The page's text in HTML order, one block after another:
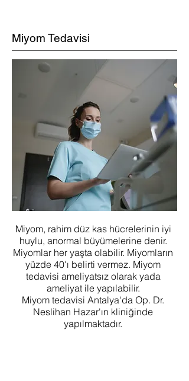
Miyom Tedavisi
Miyom, rahim düz kas hücrelerinin iyi
huylu, anormal büyümelerine denir.
Miyomlar her yaşta olabilir. Miyomların
yüzde 40'ı belirti vermez. Miyom
tedavisi ameliyatsız olarak yada
ameliyat ile yapılabilir.
Miyom tedavisi Antalya'da Op. Dr.
Neslihan Hazar'ın kliniğinde
yapılmaktadır.